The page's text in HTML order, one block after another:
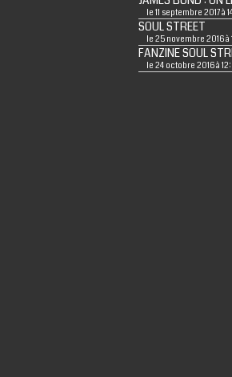
le 11 septembre 2017 à
SOUL STREET
le 25 novembre 2016 à
FANZINE SOUL
le 24 octobre 2016 à